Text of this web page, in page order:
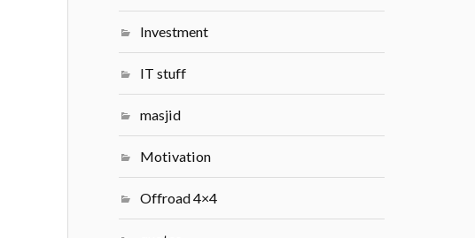
Investment
IT stuff
masjid
Motivation
Offroad 4×4